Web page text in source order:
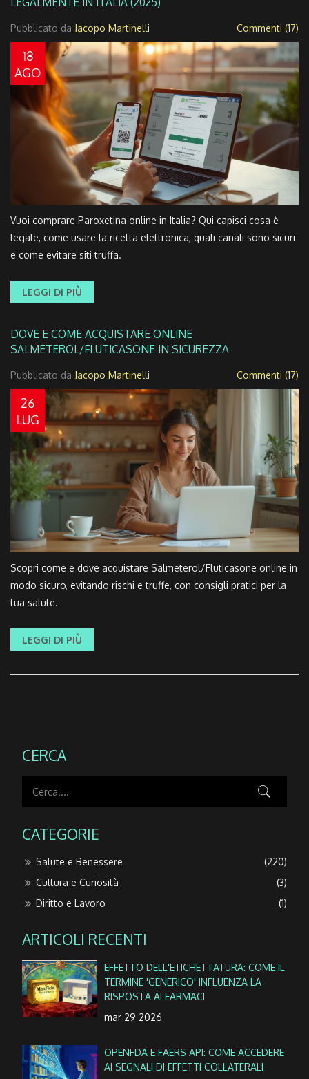
Pubblicato da Jacopo Martinelli Commenti (17)
18
AGO
Vuoi comprare Paroxetina online in Italia? Qui capisci cosa è
legale, come usare la ricetta elettronica, quali canali sono sicuri
e come evitare siti truffa.
LEGGI DI PIÙ
DOVE E COME ACQUISTARE ONLINE
SALMETEROL/FLUTICASONE IN SICUREZZA
Pubblicato da Jacopo Martinelli Commenti (17)
26
LUG
Scopri come e dove acquistare Salmeterol/Fluticasone online in
modo sicuro, evitando rischi e truffe, con consigli pratici per la
tua salute.
LEGGI DI PIÙ
CERCA
CATEGORIE
Salute e Benessere
(220)
Cultura e Curiosità
(3)
Diritto e Lavoro
(1)
ARTICOLI RECENTI
EFFETTO DELL'ETICHETTATURA: COME IL
TERMINE 'GENERICO' INFLUENZA LA
RISPOSTA AI FARMACI
mar 29 2026
OPENFDA E FAERS API: COME ACCEDERE
AI SEGNALI DI EFFETTI COLLATERALI